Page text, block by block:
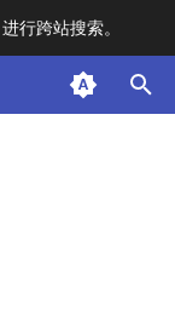
进行跨站搜索。